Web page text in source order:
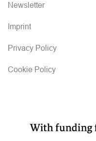
Newsletter
Imprint
Privacy Policy
Cookie Policy